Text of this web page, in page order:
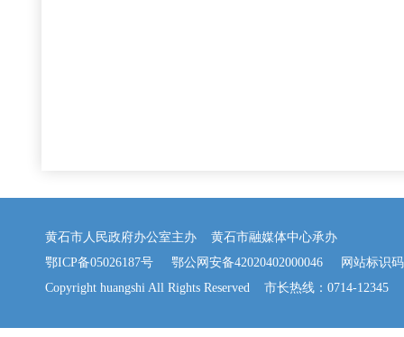
黄石市人民政府办公室主办 黄石市融媒体中心承办
鄂ICP备05026187号
鄂公网安备42020402000046 网站标识码
Copyright huangshi All Rights Reserved 市长热线：0714-12345